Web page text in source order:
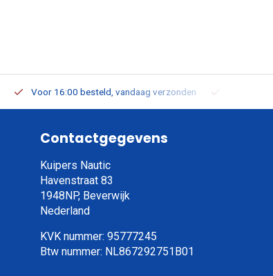
Voor 16:00 besteld, vandaag verzonden
Contactgegevens
Kuipers Nautic
Havenstraat 83
1948NP, Beverwijk
Nederland
KVK nummer: 95777245
Btw nummer: NL867292751B01